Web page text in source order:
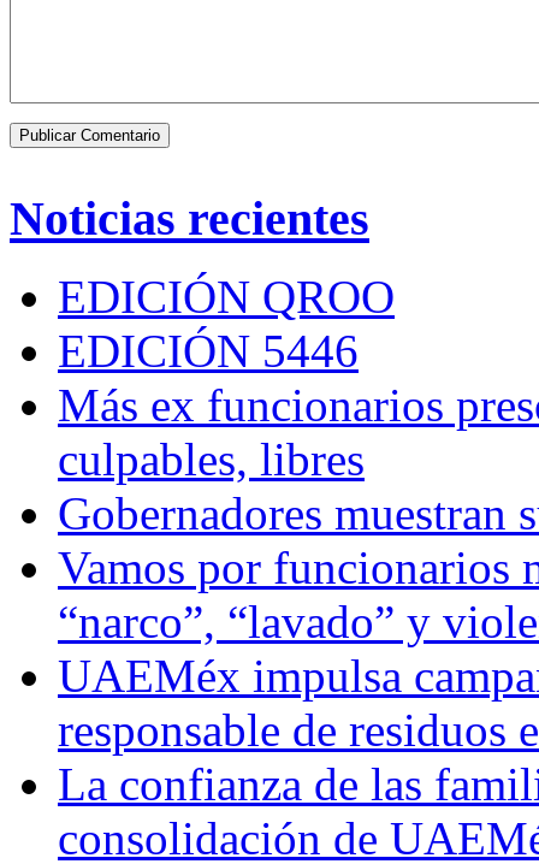
Noticias recientes
EDICIÓN QROO
EDICIÓN 5446
Más ex funcionarios
culpables, libres
Gobernadores muestran
Vamos por funcionarios
“narco”, “lavado” y
UAEMéx impulsa
responsable de residuos
La confianza de las
consolidación de